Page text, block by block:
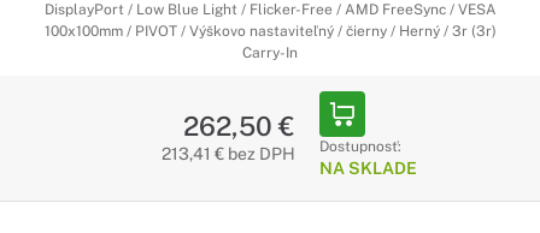
DisplayPort / Low Blue Light / Flicker-Free / AMD FreeSync / VESA
100x100mm / PIVOT / Výškovo nastaviteľný / čierny / Herný / 3r (3r)
Carry-In
262,50 €
213,41 € bez DPH Dostupnosť:
NA SKLADE